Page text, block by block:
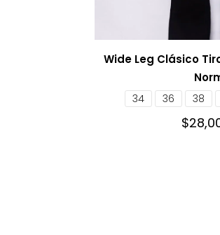
Wide Leg Clásico
34 36 38
$